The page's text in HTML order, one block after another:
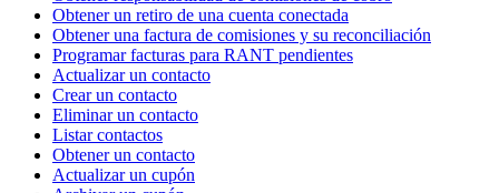
Obtener un retiro de una cuenta conectada
Obtener una factura de comisiones y su reconciliación
Programar facturas para RANT pendientes
Actualizar un contacto
Crear un contacto
Eliminar un contacto
Listar contactos
Obtener un contacto
Actualizar un cupón